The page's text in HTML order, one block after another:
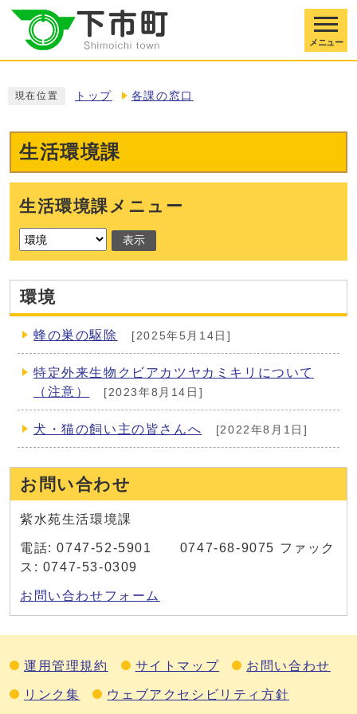
メニュー
現在位置 トップ 各課の窓口
生活環境課
生活環境課メニュー
表示
環境
蜂の巣の駆除 [2025年5月14日]
特定外来生物クビアカツヤカミキリについて
（注意）
[2023年8月14日]
犬・猫の飼い主の皆さんへ [2022年8月1日]
お問い合わせ
紫水苑生活環境課
電話: 0747-52-5901 0747-68-9075 ファック
ス: 0747-53-0309
お問い合わせフォーム
運用管理規約 サイトマップ お問い合わせ
リンク集 ウェブアクセシビリティ方針